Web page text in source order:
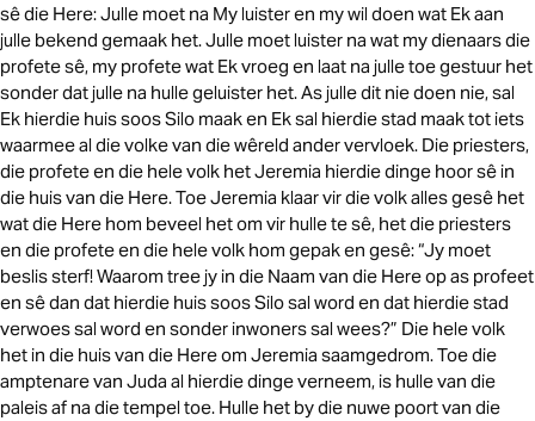
sê die Here: Julle moet na My luister en my wil doen wat Ek aan
julle bekend gemaak het. Julle moet luister na wat my dienaars die
profete sê, my profete wat Ek vroeg en laat na julle toe gestuur het
sonder dat julle na hulle geluister het. As julle dit nie doen nie, sal
Ek hierdie huis soos Silo maak en Ek sal hierdie stad maak tot iets
waarmee al die volke van die wêreld ander vervloek. Die priesters,
die profete en die hele volk het Jeremia hierdie dinge hoor sê in
die huis van die Here. Toe Jeremia klaar vir die volk alles gesê het
wat die Here hom beveel het om vir hulle te sê, het die priesters
en die profete en die hele volk hom gepak en gesê: “Jy moet
beslis sterf! Waarom tree jy in die Naam van die Here op as profeet
en sê dan dat hierdie huis soos Silo sal word en dat hierdie stad
verwoes sal word en sonder inwoners sal wees?” Die hele volk
het in die huis van die Here om Jeremia saamgedrom. Toe die
amptenare van Juda al hierdie dinge verneem, is hulle van die
paleis af na die tempel toe. Hulle het by die nuwe poort van die